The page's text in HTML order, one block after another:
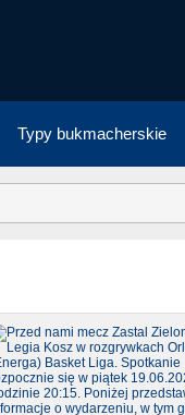
Typy bukmacherskie